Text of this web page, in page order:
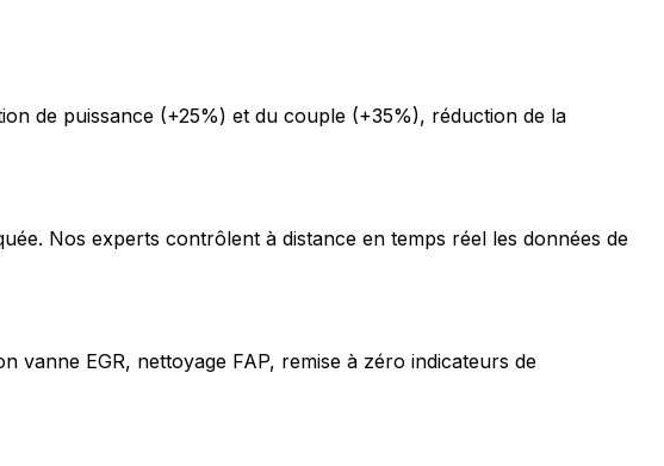
de puissance (+25%) et du couple (+35%), réduction de la
Nos experts contrôlent à distance en temps réel les données de
vanne EGR, nettoyage FAP, remise à zéro indicateurs de